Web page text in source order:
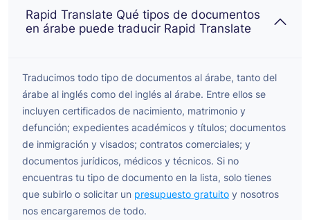
Rapid Translate Qué tipos de documentos
en árabe puede traducir Rapid Translate
Traducimos todo tipo de documentos al árabe, tanto del
árabe al inglés como del inglés al árabe. Entre ellos se
incluyen certificados de nacimiento, matrimonio y
defunción; expedientes académicos y títulos; documentos
de inmigración y visados; contratos comerciales; y
documentos jurídicos, médicos y técnicos. Si no
encuentras tu tipo de documento en la lista, solo tienes
que subirlo o solicitar un presupuesto gratuito y nosotros
nos encargaremos de todo.